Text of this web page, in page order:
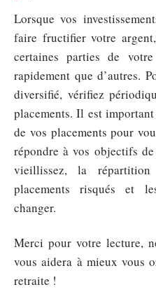
Lorsque vos
faire fructifier votre
certaines parties de
rapidement que d’autres.
diversifié, vérifiez
placements. Il est
de vos placements pour
répondre à vos objectifs
vieillissez, la
placements risqués et
changer.
Merci pour votre lecture,
vous aidera à mieux vous
retraite !